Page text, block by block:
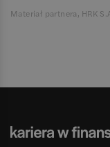
Materiał partnera, HRK